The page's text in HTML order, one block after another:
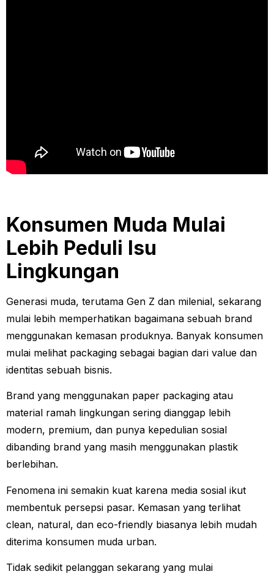
Konsumen Muda Mulai
Lebih Peduli Isu
Lingkungan
Generasi muda, terutama Gen Z dan milenial, sekarang
mulai lebih memperhatikan bagaimana sebuah brand
menggunakan kemasan produknya. Banyak konsumen
mulai melihat packaging sebagai bagian dari value dan
identitas sebuah bisnis.
Brand yang menggunakan paper packaging atau
material ramah lingkungan sering dianggap lebih
modern, premium, dan punya kepedulian sosial
dibanding brand yang masih menggunakan plastik
berlebihan.
Fenomena ini semakin kuat karena media sosial ikut
membentuk persepsi pasar. Kemasan yang terlihat
clean, natural, dan eco-friendly biasanya lebih mudah
diterima konsumen muda urban.
Tidak sedikit pelanggan sekarang yang mulai